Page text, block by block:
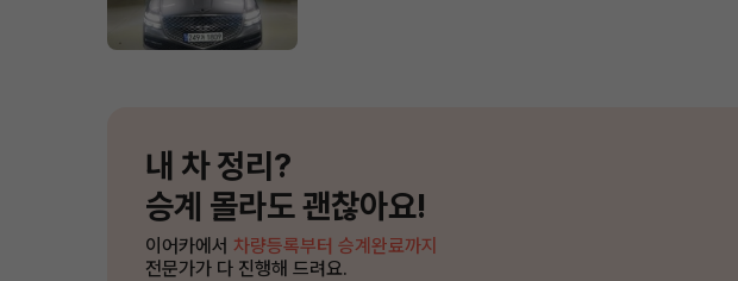
내 차 정리?
승계 몰라도 괜찮아요!
이어카에서 차량등록부터 승계완료까지
전문가가 다 진행해 드려요.